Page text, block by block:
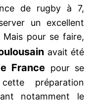
de rugby à 7,
un excellent
pour se faire,
avait été
France pour se
préparation
notamment le